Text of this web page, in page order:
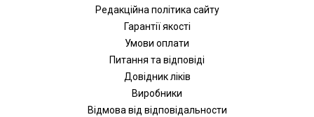
Редакційна політика сайту
Гарантії якості
Умови оплати
Питання та відповіді
Довідник ліків
Виробники
Відмова від відповідальности